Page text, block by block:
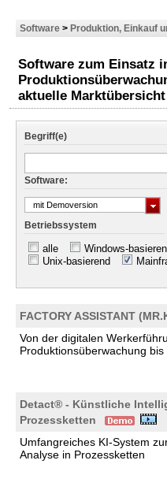
Software > Produktion, Einkauf
Software zum Einsatz
aktuelle Marktübersicht
Begriff(e)
Software:
mit Demoversion
Betriebssystem
alle Windows-
Unix-basierend
FACTORY ASSISTANT
Von der digitalen
Produktionsüberwachung
Detact® - Künstliche
Prozessketten
Umfangreiches KI-System
Analyse in Prozessketten